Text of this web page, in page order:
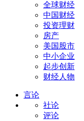
全球财经
中国财经
投资理财
房产
美国股市
中小企业
起步创新
财经人物
言论
社论
评论